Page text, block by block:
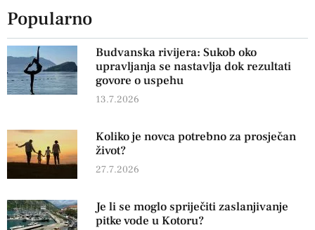
Popularno
Budvanska rivijera: Sukob oko
upravljanja se nastavlja dok rezultati
govore o uspehu
13.7.2026
Koliko je novca potrebno za prosječan
život?
27.7.2026
Je li se moglo spriječiti zaslanjivanje
pitke vode u Kotoru?